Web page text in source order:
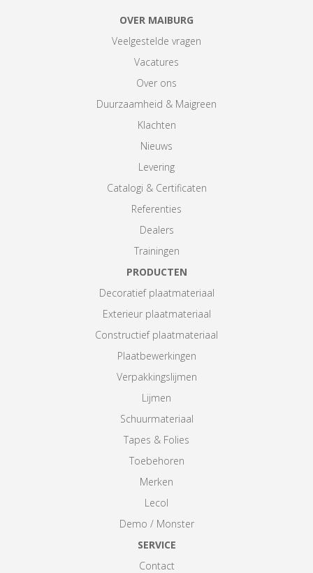
OVER MAIBURG
Veelgestelde vragen
Vacatures
Over ons
Duurzaamheid & Maigreen
Klachten
Nieuws
Levering
Catalogi & Certificaten
Referenties
Dealers
Trainingen
PRODUCTEN
Decoratief plaatmateriaal
Exterieur plaatmateriaal
Constructief plaatmateriaal
Plaatbewerkingen
Verpakkingslijmen
Lijmen
Schuurmateriaal
Tapes & Folies
Toebehoren
Merken
Lecol
Demo / Monster
SERVICE
Contact